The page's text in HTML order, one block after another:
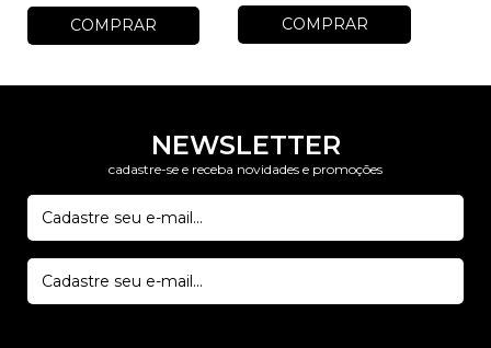
NEWSLETTER
cadastre-se e receba novidades e promoções